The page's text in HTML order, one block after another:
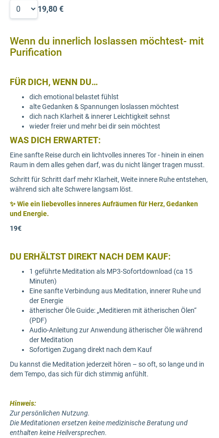
19,80 €
Wenn du innerlich loslassen möchtest- mit
Purification
FÜR DICH, WENN DU…
dich emotional belastet fühlst
alte Gedanken & Spannungen loslassen möchtest
dich nach Klarheit & innerer Leichtigkeit sehnst
wieder freier und mehr bei dir sein möchtest
WAS DICH ERWARTET:
Eine sanfte Reise durch ein lichtvolles inneres Tor - hinein in einen
Raum in dem alles gehen darf, was du nicht länger tragen musst.
Schritt für Schritt darf mehr Klarheit, Weite innere Ruhe entstehen,
während sich alte Schwere langsam löst.
✨ Wie ein liebevolles inneres Aufräumen für Herz, Gedanken
und Energie.
19€
DU ERHÄLTST DIREKT NACH DEM KAUF:
1 geführte Meditation als MP3-Sofortdownload (ca 15
Minuten)
Eine sanfte Verbindung aus Meditation, innerer Ruhe und
der Energie
ätherischer Öle Guide: „Meditieren mit ätherischen Ölen“
(PDF)
Audio-Anleitung zur Anwendung ätherischer Öle während
der Meditation
Sofortigen Zugang direkt nach dem Kauf
Du kannst die Meditation jederzeit hören – so oft, so lange und in
dem Tempo, das sich für dich stimmig anfühlt.
Hinweis:
Zur persönlichen Nutzung.
Die Meditationen ersetzen keine medizinische Beratung und
enthalten keine Heilversprechen.